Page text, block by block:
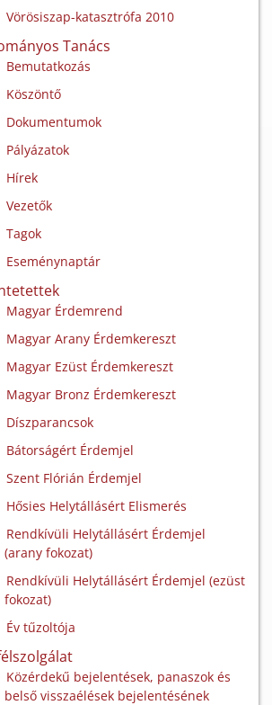
Vörösiszap-katasztrófa 2010
Tanács
Bemutatkozás
Köszöntő
Dokumentumok
Pályázatok
Hírek
Vezetők
Tagok
Eseménynaptár
Magyar Érdemrend
Magyar Arany Érdemkereszt
Magyar Ezüst Érdemkereszt
Magyar Bronz Érdemkereszt
Díszparancsok
Bátorságért Érdemjel
Szent Flórián Érdemjel
Hősies Helytállásért Elismerés
Rendkívüli Helytállásért Érdemjel
(arany fokozat)
Rendkívüli Helytállásért Érdemjel (ezüst
fokozat)
Év tűzoltója
Közérdekű bejelentések, panaszok és
belső visszaélések bejelentésének